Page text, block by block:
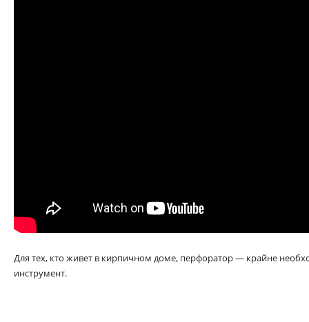
Для тех, кто живет в кирпичном доме, перфоратор — крайне
инструмент.